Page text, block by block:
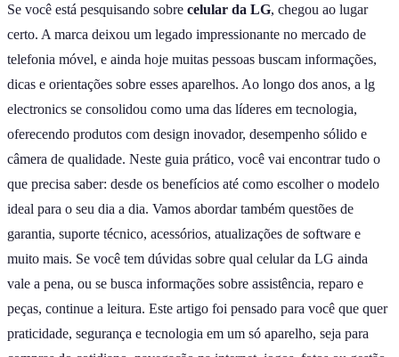
Se você está pesquisando sobre celular da LG, chegou ao lugar
certo. A marca deixou um legado impressionante no mercado de
telefonia móvel, e ainda hoje muitas pessoas buscam informações,
dicas e orientações sobre esses aparelhos. Ao longo dos anos, a lg
electronics se consolidou como uma das líderes em tecnologia,
oferecendo produtos com design inovador, desempenho sólido e
câmera de qualidade. Neste guia prático, você vai encontrar tudo o
que precisa saber: desde os benefícios até como escolher o modelo
ideal para o seu dia a dia. Vamos abordar também questões de
garantia, suporte técnico, acessórios, atualizações de software e
muito mais. Se você tem dúvidas sobre qual celular da LG ainda
vale a pena, ou se busca informações sobre assistência, reparo e
peças, continue a leitura. Este artigo foi pensado para você que quer
praticidade, segurança e tecnologia em um só aparelho, seja para